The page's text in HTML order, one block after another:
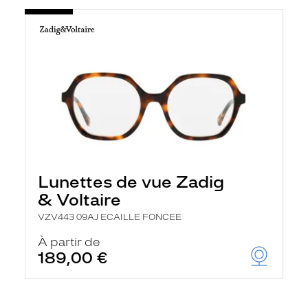
Lunettes de vue Zadig
& Voltaire
VZV443 09AJ ECAILLE FONCEE
À partir de
189,00 €